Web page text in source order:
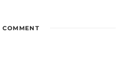
COMMENT